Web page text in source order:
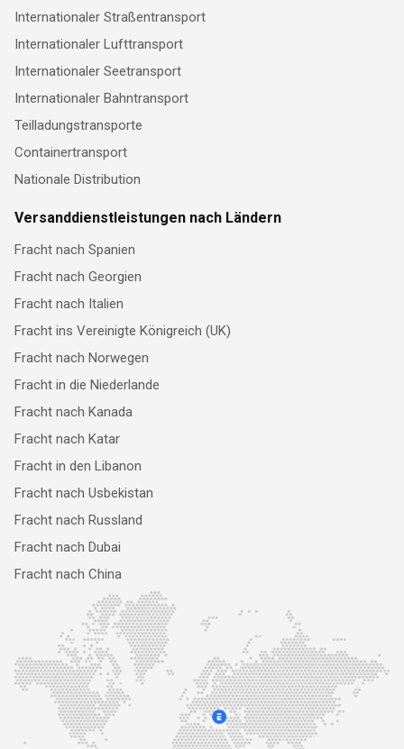
Internationaler Straßentransport
Internationaler Lufttransport
Internationaler Seetransport
Internationaler Bahntransport
Teilladungstransporte
Containertransport
Nationale Distribution
Versanddienstleistungen nach Ländern
Fracht nach Spanien
Fracht nach Georgien
Fracht nach Italien
Fracht ins Vereinigte Königreich (UK)
Fracht nach Norwegen
Fracht in die Niederlande
Fracht nach Kanada
Fracht nach Katar
Fracht in den Libanon
Fracht nach Usbekistan
Fracht nach Russland
Fracht nach Dubai
Fracht nach China